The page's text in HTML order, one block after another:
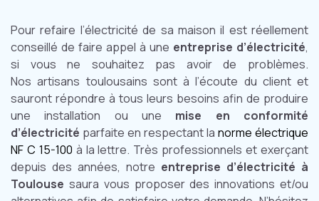
Pour refaire l’électricité de sa maison il est réellement
conseillé de faire appel à une entreprise d’électricité,
si vous ne souhaitez pas avoir de problèmes.
Nos artisans toulousains sont à l’écoute du client et
sauront répondre à tous leurs besoins afin de produire
une installation ou une mise en conformité
d’électricité parfaite en respectant la norme électrique
NF C 15-100 à la lettre. Très professionnels et exerçant
depuis des années, notre entreprise d’électricité à
Toulouse saura vous proposer des innovations et/ou